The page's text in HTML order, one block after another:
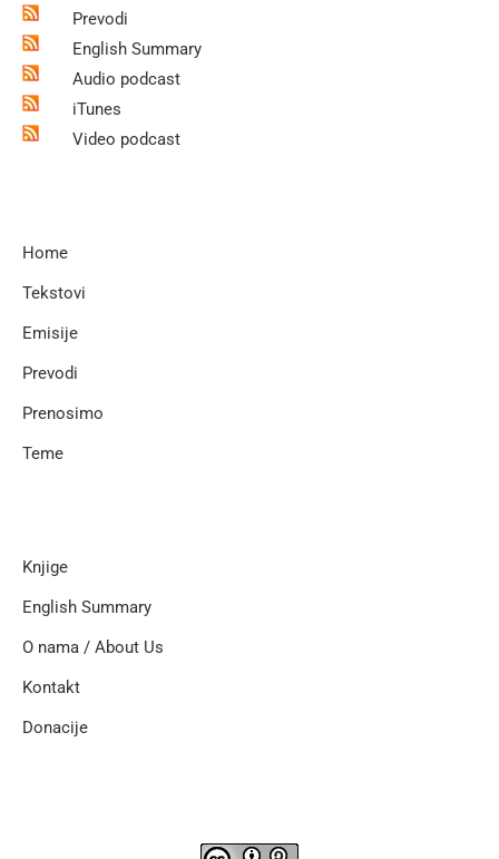
Prevodi
English Summary
Audio podcast
iTunes
Video podcast
Home
Tekstovi
Emisije
Prevodi
Prenosimo
Teme
Knjige
English Summary
O nama / About Us
Kontakt
Donacije